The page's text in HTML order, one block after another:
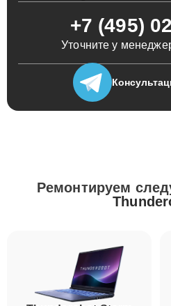
+7 (495)
Уточните у
Ремонтируем